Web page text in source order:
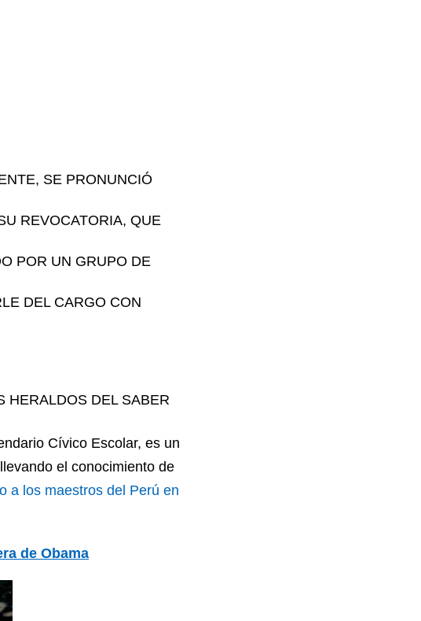
SE PRONUNCIÓ
REVOCATORIA, QUE
POR UN GRUPO DE
DEL CARGO CON
HERALDOS DEL SABER
Cívico Escolar, es un
el conocimiento de
a los maestros del Perú en
de Obama